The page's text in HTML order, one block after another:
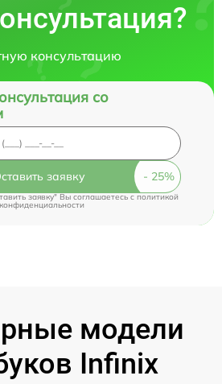
консультацию
со
заявку
заявку" Вы соглашаетесь cполитикой
конфиденциальности
модели
Infinix